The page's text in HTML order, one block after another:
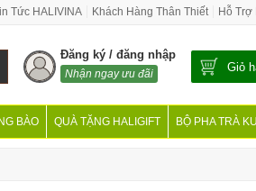
Tức HALIVINA Khách Hàng Thân Thiết Hỗ Trợ
Đăng ký / đăng nhập
Nhận ngay ưu đãi Giỏ
BÀO QUÀ TẶNG HALIGIFT BỘ PHA TRÀ